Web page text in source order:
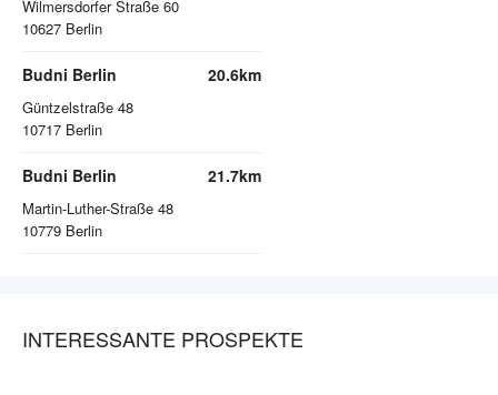
Wilmersdorfer Straße 60
10627 Berlin
Budni Berlin
Güntzelstraße 48
10717 Berlin
20.6km
Budni Berlin
Martin-Luther-Straße 48
10779 Berlin
21.7km
INTERESSANTE PROSPEKTE